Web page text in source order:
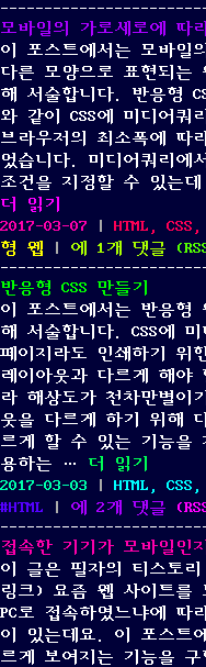
어
두
운
테
마
에
서
다
르
표
시
되
는
CSS
만
들
기
모바일의 가로세로에 따
이 포스트에서는 모바일
다른 모양으로 표현되는
해 서술합니다. 반응형
와 같이 CSS에 미디어쿼
브라우저의 최소폭에 따
었습니다. 미디어쿼리에
조건을 지정할 수 있는
“모바일의 가로세로에
더 읽기
Posted
on
2017-03-07 Categories
HTML,
형 웹
모
바
일
의
가
로
세
로
에
따
라
달
라
지
는
CSS
만
들
기
에 1개 댓글 (
반응형 CSS 만들기
이 포스트에서는 반응형
해 서술합니다. CSS에
페이지라도 인쇄하기 위
레이아웃과 다르게 해
라 해상도가 천차만별이
웃을 다르게 하기 위해
르게 할 수 있는 기능을
용하는 … “반응형 CSS
더 읽기
Posted
on
2017-03-03 Categories
HTML,
HTML
반
응
형
CSS
만
들
기
에 2개 댓글 (
접속한 기기가 모바일인
이 글은 필자의 티스토
링크) 요즘 웹 사이트를
PC로 접속하였느냐에 따
이 있는데요. 이 포스트
르게 보여지는 기능을